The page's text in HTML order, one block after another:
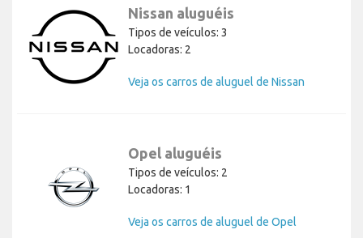
Nissan aluguéis
Tipos de veículos: 3
Locadoras: 2
Veja os carros de aluguel de Nissan
Opel aluguéis
Tipos de veículos: 2
Locadoras: 1
Veja os carros de aluguel de Opel